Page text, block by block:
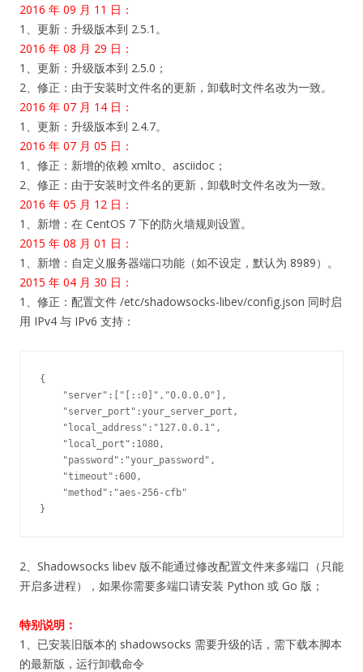
2016 年 09 月 11 日：
1、更新：升级版本到 2.5.1。
2016 年 08 月 29 日：
1、更新：升级版本到 2.5.0；
2、修正：由于安装时文件名的更新，卸载时文件名改为一致。
2016 年 07 月 14 日：
1、更新：升级版本到 2.4.7。
2016 年 07 月 05 日：
1、修正：新增的依赖 xmlto、asciidoc；
2、修正：由于安装时文件名的更新，卸载时文件名改为一致。
2016 年 05 月 12 日：
1、新增：在 CentOS 7 下的防火墙规则设置。
2015 年 08 月 01 日：
1、新增：自定义服务器端口功能（如不设定，默认为 8989）。
2015 年 04 月 30 日：
1、修正：配置文件 /etc/shadowsocks-libev/config.json 同时启
用 IPv4 与 IPv6 支持：
{
    "server":["[::0]","0.0.0.0"],
    "server_port":your_server_port,
    "local_address":"127.0.0.1",
    "local_port":1080,
    "password":"your_password",
    "timeout":600,
    "method":"aes-256-cfb"
}
2、Shadowsocks libev 版不能通过修改配置文件来多端口（只能
开启多进程），如果你需要多端口请安装 Python 或 Go 版；
特别说明：
1、已安装旧版本的 shadowsocks 需要升级的话，需下载本脚本
的最新版，运行卸载命令